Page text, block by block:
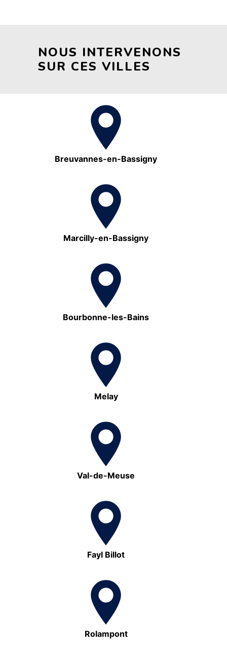
NOUS INTERVENONS
SUR CES VILLES
Breuvannes-en-Bassigny
Marcilly-en-Bassigny
Bourbonne-les-Bains
Melay
Val-de-Meuse
Fayl Billot
Rolampont